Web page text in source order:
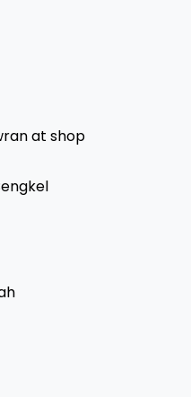
at shop